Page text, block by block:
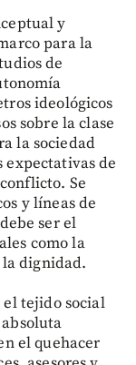
y
para la
de
ideológicos
sobre la clase
la sociedad
expectativas de
Se
y líneas de
ser el
como la
dignidad.
tejido social
el quehacer